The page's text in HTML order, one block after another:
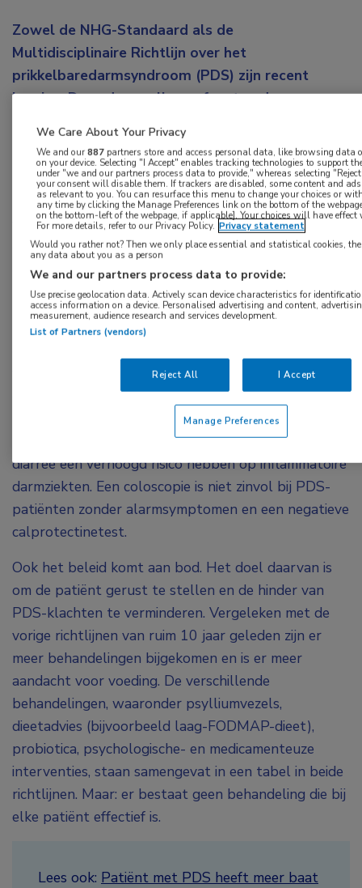
Zowel de NHG-Standaard als de
Multidisciplinaire Richtlijn over het
prikkelbaredarmsyndroom (PDS) zijn recent
herzien. Door de op elkaar afgestemde
betrokken bij de zorg rondom PDS nu beter
samenwerken.
Nieuw in de richtlijnen is de aanbeveling dat zorg
voor PDS-patiënten thuishoort in de eerste lijn en
dat de tweede lijn hierin een beperkte consultatieve
en ondersteunende rol heeft.
De diagnose PDS kan gesteld worden op basis van
het typische klachtenpatroon met terugkerende
veranderingen en/of wisselingen van het
ontlastingspatroon. Nieuw daarbij is het advies aan
huisartsen om calprotectine in feces te bepalen bij
patiënten die op basis van niet-acute, recidiverende
diarree een verhoogd risico hebben op inflammatoire
darmziekten. Een coloscopie is niet zinvol bij PDS-
patiënten zonder alarmsymptomen en een negatieve
calprotectinetest.
Ook het beleid komt aan bod. Het doel daarvan is
om de patiënt gerust te stellen en de hinder van
PDS-klachten te verminderen. Vergeleken met de
vorige richtlijnen van ruim 10 jaar geleden zijn er
meer behandelingen bijgekomen en is er meer
aandacht voor voeding. De verschillende
behandelingen, waaronder psylliumvezels,
dieetadvies (bijvoorbeeld laag-FODMAP-dieet),
probiotica, psychologische- en medicamenteuze
interventies, staan samengevat in een tabel in beide
richtlijnen. Maar: er bestaat geen behandeling die bij
elke patiënt effectief is.
Lees ook: Patiënt met PDS heeft meer baat
We Care About Your Privacy
We and our887partners store and access personal data, like browsing data
on your device. Selecting "I Accept" enables tracking technologies to support
under "we and our partners process data to provide," whereas selecting
your consent will disable them. If trackers are disabled, some content and
as relevant to you. You can resurface this menu to change your choices or
any time by clicking the Manage Preferences link on the bottom of the
on the bottom-left of the webpage, if applicable]. Your choices will have
For more details, refer to our Privacy Policy. Privacy statement
Would you rather not? Then we only place essential and statistical cookies,
any data about you as a person
We and our partners process data to provide:
Use precise geolocation data. Actively scan device characteristics for
access information on a device. Personalised advertising and content,
measurement, audience research and services development.
List of Partners (vendors)
Reject All I Accept
Manage Preferences